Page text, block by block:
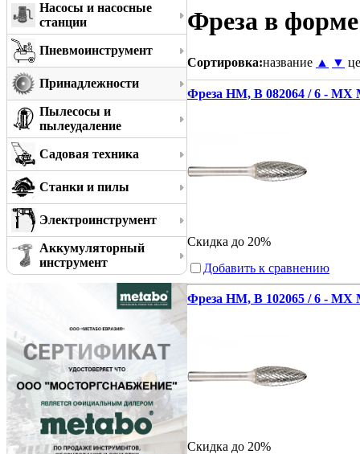
Насосы и насосные
станции
Пневмоинструмент
Принадлежности
Пылесосы и
пылеудаление
Садовая техника
Станки и пилы
Электроинструмент
Аккумуляторный
инструмент
Фреза в
Сортировка:название ▲ ▼
Фреза HM, В 082064 / 6 - MX
Скидка до 20%
Добавить к сравнению
Фреза HM, В 102065 / 6 - MX
Скидка до 20%